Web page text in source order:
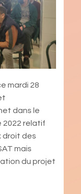
mardi 28
dans le
2022 relatif
droit des
mais
du projet